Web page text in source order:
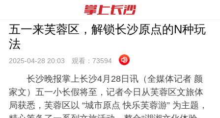
五一来芙蓉区，解锁长沙原点的N种玩
法
2025-04-28 20:03 观看： 73594
长沙晚报掌上长沙4月28日讯（全媒体记者 颜
家文）五一小长假将至，记者今日从芙蓉区文旅体
局获悉，芙蓉区以 “城市原点 快乐芙蓉游” 为主题，